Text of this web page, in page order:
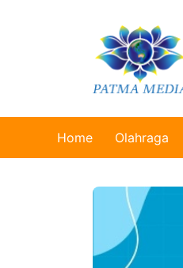
Home Olahraga